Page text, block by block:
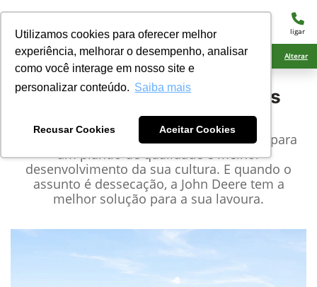
Utilizamos cookies para oferecer melhor
experiência, melhorar o desempenho, analisar
como você interage em nosso site e
personalizar conteúdo. Saiba mais
Recusar Cookies Aceitar Cookies
menu ligar
Ciarama Máquinas Amambai Alterar
John DeerePulverizadores
Autopropelidos
Um bom preparo de solo é indispensável para
um plantio de qualidade e melhor
desenvolvimento da sua cultura. E quando o
assunto é dessecação, a John Deere tem a
melhor solução para a sua lavoura.